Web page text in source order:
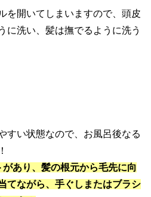
を開いてしまいますので、頭皮
に洗い、髪は撫でるように洗う
すい状態なので、お風呂後なる
あり、髪の根元から毛先に向
てながら、手ぐしまたはブラシ